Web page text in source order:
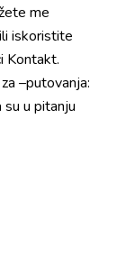
me
iskoristite
Kontakt.
–putovanja:
u pitanju